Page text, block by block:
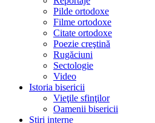
Pilde ortodoxe
Filme ortodoxe
Citate ortodoxe
Poezie creştină
Rugăciuni
Sectologie
Video
Istoria bisericii
Vieţile sfinţilor
Oamenii bisericii
Ştiri interne